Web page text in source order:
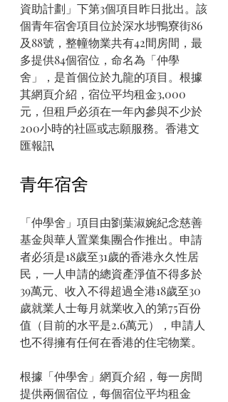
資助計劃」下第3個項目昨日批出。該
個青年宿舍項目位於深水埗鴨寮街86
及88號，整幢物業共有42間房間，最
多提供84個宿位，命名為「仲學
舍」，是首個位於九龍的項目。根據
其網頁介紹，宿位平均租金3,000
元，但租戶必須在一年內參與不少於
200小時的社區或志願服務。香港文
匯報訊
青年宿舍
「仲學舍」項目由劉葉淑婉紀念慈善
基金與華人置業集團合作推出。申請
者必須是18歲至31歲的香港永久性居
民，一人申請的總資產淨值不得多於
39萬元、收入不得超過全港18歲至30
歲就業人士每月就業收入的第75百份
值（目前的水平是2.6萬元），申請人
也不得擁有任何在香港的住宅物業。
根據「仲學舍」網頁介紹，每一房間
提供兩個宿位，每個宿位平均租金